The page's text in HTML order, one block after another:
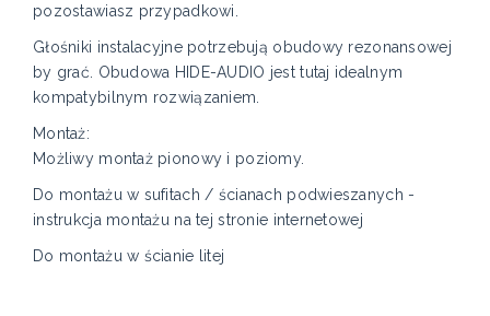
pozostawiasz przypadkowi.
Głośniki instalacyjne potrzebują obudowy rezonansowej
by grać. Obudowa HIDE-AUDIO jest tutaj idealnym
kompatybilnym rozwiązaniem.
Montaż:
Możliwy montaż pionowy i poziomy.
Do montażu w sufitach / ścianach podwieszanych -
instrukcja montażu na tej stronie internetowej
Do montażu w ścianie litej